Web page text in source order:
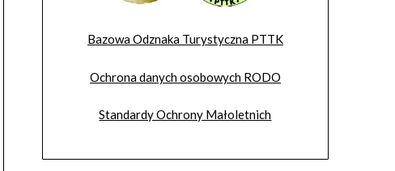
Bazowa Odznaka Turystyczna PTTK
Ochrona danych osobowych RODO
Standardy Ochrony Małoletnich